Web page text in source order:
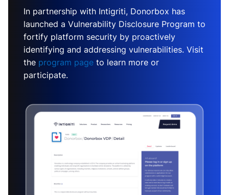
In partnership with Intigriti, Donorbox has
launched a Vulnerability Disclosure Program to
fortify platform security by proactively
identifying and addressing vulnerabilities. Visit
the program page to learn more or
participate.